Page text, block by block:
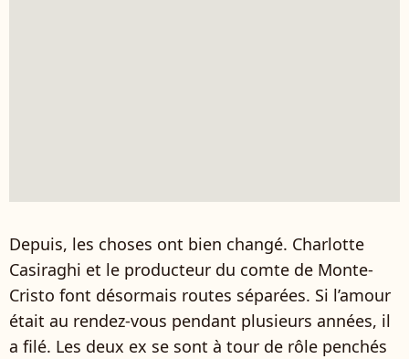
Depuis, les choses ont bien changé. Charlotte
Casiraghi et le producteur du comte de Monte-
Cristo font désormais routes séparées. Si l’amour
était au rendez-vous pendant plusieurs années, il
a filé. Les deux ex se sont à tour de rôle penchés